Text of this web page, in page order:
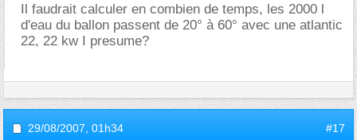
Il faudrait calculer en combien de temps, les 2000 l
d'eau du ballon passent de 20° à 60° avec une atlantic
22, 22 kw I presume?
29/08/2007, 01h34 #17